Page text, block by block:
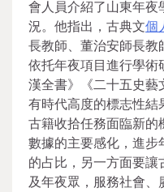
會人員介紹了山東年
況。他指出，古典文個
長教師、董治安師長教
依托年夜項目進行學
漢全書》《二十五史
有時代高度的標志性
古籍收拾任務面臨新
數據的主要感化，進步
的占比，另一方面要
及年夜眾，服務社會、